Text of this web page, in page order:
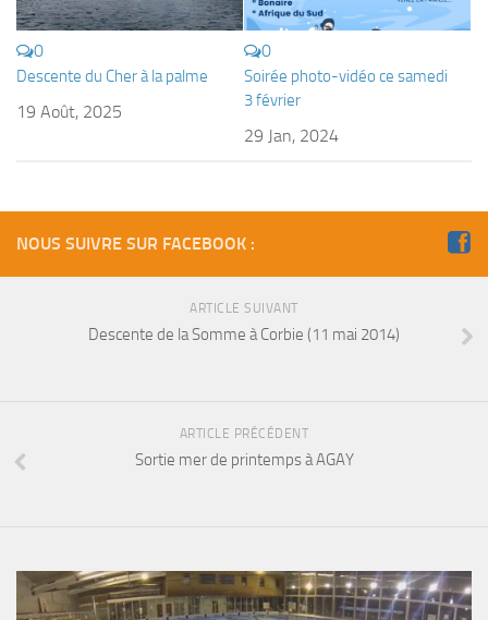
Plongeur N2
Maintien des acquis
Guide de palanquée N4
Sorties techniques
Sorties 2022
0
Descente du Cher à la palme
19 Août, 2025
0
Soirée photo-vidéo ce samedi
3 février
29 Jan, 2024
NOUS SUIVRE SUR FACEBOOK :
ARTICLE SUIVANT
Descente de la Somme à Corbie (11 mai 2014)
ARTICLE PRÉCÉDENT
Sortie mer de printemps à AGAY